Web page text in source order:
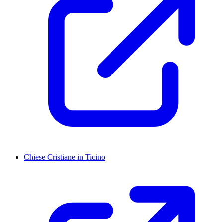
Chiese Cristiane in Ticino